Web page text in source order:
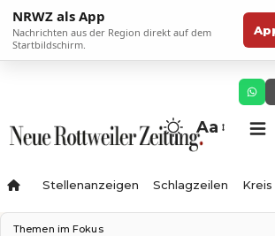
NRWZ als App
Nachrichten aus der Region direkt auf dem
Startbildschirm.
Aa
Stellenanzeigen Schlagzeilen
Themen im Fokus